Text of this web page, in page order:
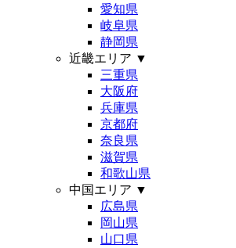
愛知県
岐阜県
静岡県
近畿エリア ▼
三重県
大阪府
兵庫県
京都府
奈良県
滋賀県
和歌山県
中国エリア ▼
広島県
岡山県
山口県